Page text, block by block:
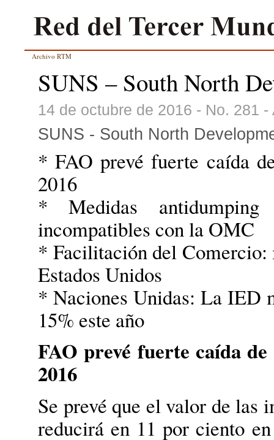
Archivo RTM
SUNS – South North
14 de octubre de 2016 - No. 281 -
SUNS - South North
* FAO prevé fuerte caída
2016
* Medidas
incompatibles con la OMC
* Facilitación del
Estados Unidos
* Naciones Unidas: La IED
15% este año
FAO prevé fuerte caída
2016
Se prevé que el valor de las
reducirá en 11 por ciento